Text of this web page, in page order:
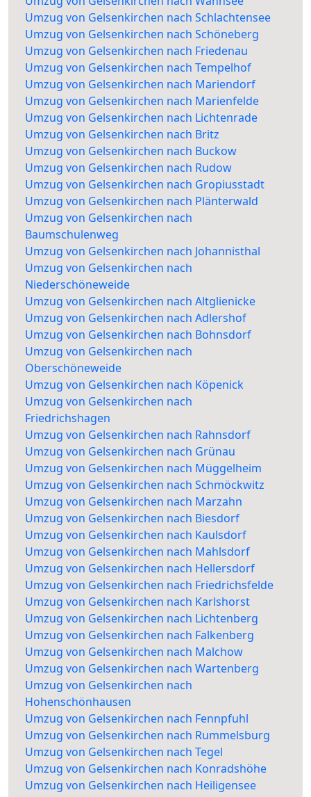
Umzug von Gelsenkirchen nach Schlachtensee
Umzug von Gelsenkirchen nach Schöneberg
Umzug von Gelsenkirchen nach Friedenau
Umzug von Gelsenkirchen nach Tempelhof
Umzug von Gelsenkirchen nach Mariendorf
Umzug von Gelsenkirchen nach Marienfelde
Umzug von Gelsenkirchen nach Lichtenrade
Umzug von Gelsenkirchen nach Britz
Umzug von Gelsenkirchen nach Buckow
Umzug von Gelsenkirchen nach Rudow
Umzug von Gelsenkirchen nach Gropiusstadt
Umzug von Gelsenkirchen nach Plänterwald
Umzug von Gelsenkirchen nach
Baumschulenweg
Umzug von Gelsenkirchen nach Johannisthal
Umzug von Gelsenkirchen nach
Niederschöneweide
Umzug von Gelsenkirchen nach Altglienicke
Umzug von Gelsenkirchen nach Adlershof
Umzug von Gelsenkirchen nach Bohnsdorf
Umzug von Gelsenkirchen nach
Oberschöneweide
Umzug von Gelsenkirchen nach Köpenick
Umzug von Gelsenkirchen nach
Friedrichshagen
Umzug von Gelsenkirchen nach Rahnsdorf
Umzug von Gelsenkirchen nach Grünau
Umzug von Gelsenkirchen nach Müggelheim
Umzug von Gelsenkirchen nach Schmöckwitz
Umzug von Gelsenkirchen nach Marzahn
Umzug von Gelsenkirchen nach Biesdorf
Umzug von Gelsenkirchen nach Kaulsdorf
Umzug von Gelsenkirchen nach Mahlsdorf
Umzug von Gelsenkirchen nach Hellersdorf
Umzug von Gelsenkirchen nach Friedrichsfelde
Umzug von Gelsenkirchen nach Karlshorst
Umzug von Gelsenkirchen nach Lichtenberg
Umzug von Gelsenkirchen nach Falkenberg
Umzug von Gelsenkirchen nach Malchow
Umzug von Gelsenkirchen nach Wartenberg
Umzug von Gelsenkirchen nach
Hohenschönhausen
Umzug von Gelsenkirchen nach Fennpfuhl
Umzug von Gelsenkirchen nach Rummelsburg
Umzug von Gelsenkirchen nach Tegel
Umzug von Gelsenkirchen nach Konradshöhe
Umzug von Gelsenkirchen nach Heiligensee